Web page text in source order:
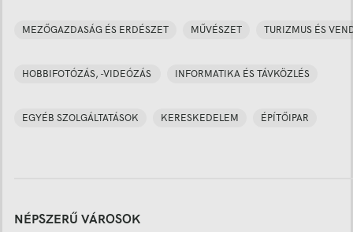
MEZŐGAZDASÁG ÉS ERDÉSZET MŰVÉSZET TURIZMUS ÉS
HOBBIFOTÓZÁS, -VIDEÓZÁS INFORMATIKA ÉS TÁVKÖZLÉS
EGYÉB SZOLGÁLTATÁSOK KERESKEDELEM ÉPÍTŐIPAR
NÉPSZERŰ VÁROSOK